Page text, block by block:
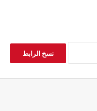
نسخ الرابط